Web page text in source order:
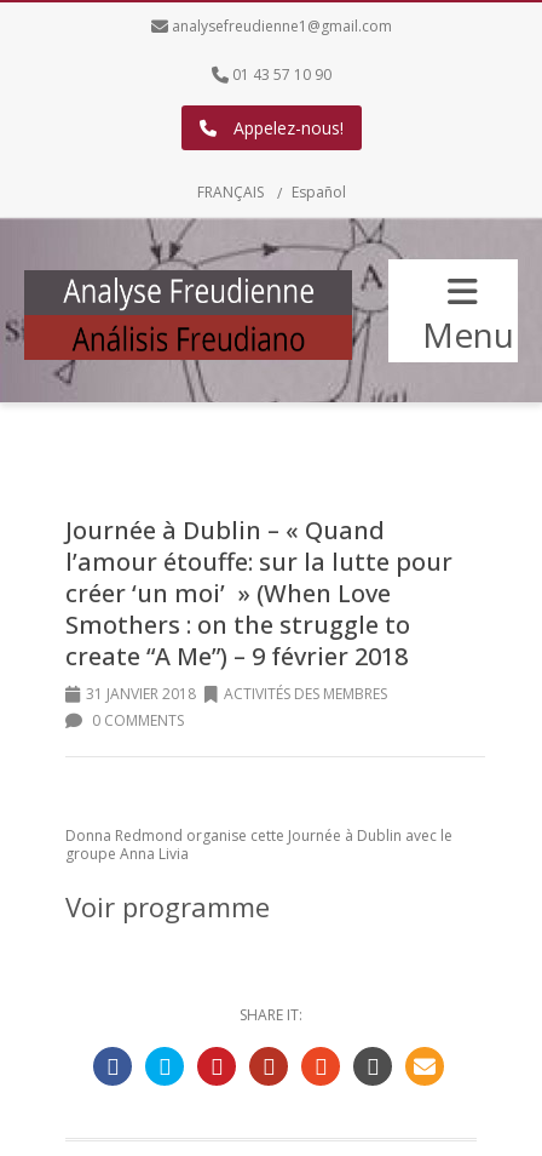
analysefreudienne1@gmail.com
01 43 57 10 90
Appelez-nous!
FRANÇAIS Español
Menu
Journée à Dublin – « Quand
l’amour étouffe: sur la lutte pour
créer ‘un moi’ » (When Love
Smothers : on the struggle to
create “A Me”) – 9 février 2018
31 JANVIER 2018
ACTIVITÉS DES MEMBRES
0 COMMENTS
Donna Redmond organise cette Journée à Dublin avec le
groupe Anna Livia
Voir programme
SHARE IT: